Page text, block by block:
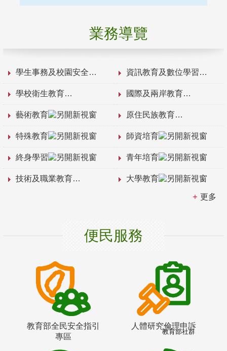
業務導覽
學生事務及校園安全 資訊教育及數位學習
學校衛生教育 國際及兩岸教育
藝術教育 原住民族教育
特殊教育 師資培育
終身學習 青年培育
技術及職業教育 大學教育
更多
便民服務
教育部全民安全指引
專區
人體研究倫理申訴
教育部社群